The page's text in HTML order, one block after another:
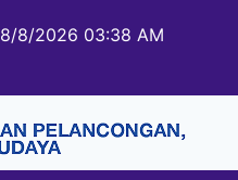
8/8/2026 03:38 AM